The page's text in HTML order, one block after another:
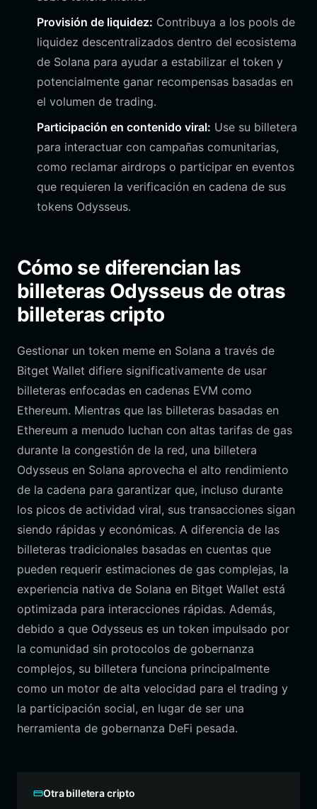
Provisión de liquidez: Contribuya a los pools de
liquidez descentralizados dentro del ecosistema
de Solana para ayudar a estabilizar el token y
potencialmente ganar recompensas basadas en
el volumen de trading.
Participación en contenido viral: Use su billetera
para interactuar con campañas comunitarias,
como reclamar airdrops o participar en eventos
que requieren la verificación en cadena de sus
tokens Odysseus.
Cómo se diferencian las
billeteras Odysseus de otras
billeteras cripto
Gestionar un token meme en Solana a través de
Bitget Wallet difiere significativamente de usar
billeteras enfocadas en cadenas EVM como
Ethereum. Mientras que las billeteras basadas en
Ethereum a menudo luchan con altas tarifas de gas
durante la congestión de la red, una billetera
Odysseus en Solana aprovecha el alto rendimiento
de la cadena para garantizar que, incluso durante
los picos de actividad viral, sus transacciones sigan
siendo rápidas y económicas. A diferencia de las
billeteras tradicionales basadas en cuentas que
pueden requerir estimaciones de gas complejas, la
experiencia nativa de Solana en Bitget Wallet está
optimizada para interacciones rápidas. Además,
debido a que Odysseus es un token impulsado por
la comunidad sin protocolos de gobernanza
complejos, su billetera funciona principalmente
como un motor de alta velocidad para el trading y
la participación social, en lugar de ser una
herramienta de gobernanza DeFi pesada.
Otra billetera cripto